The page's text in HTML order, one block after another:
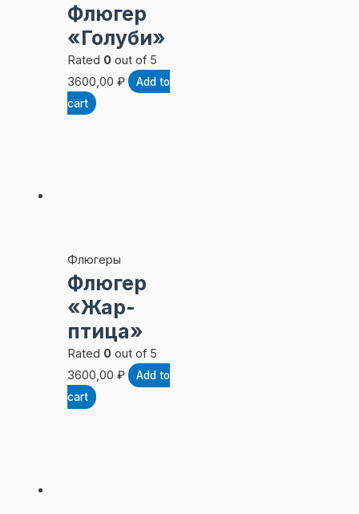
Флюгер
«Голуби»
Rated 0out of 5
3600,00 ₽
Add to
cart
Флюгеры
Флюгер
«Жар-
птица»
Rated 0out of 5
3600,00 ₽
Add to
cart